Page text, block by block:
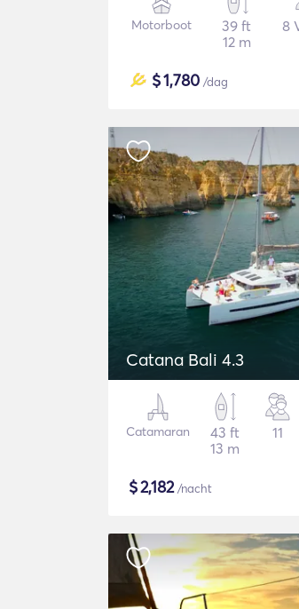
Motorboot
39 ft
12 m
8
$1,780 /dag
Catana Bali 4.3
Catamaran
43 ft
13 m
11
$2,182/nacht